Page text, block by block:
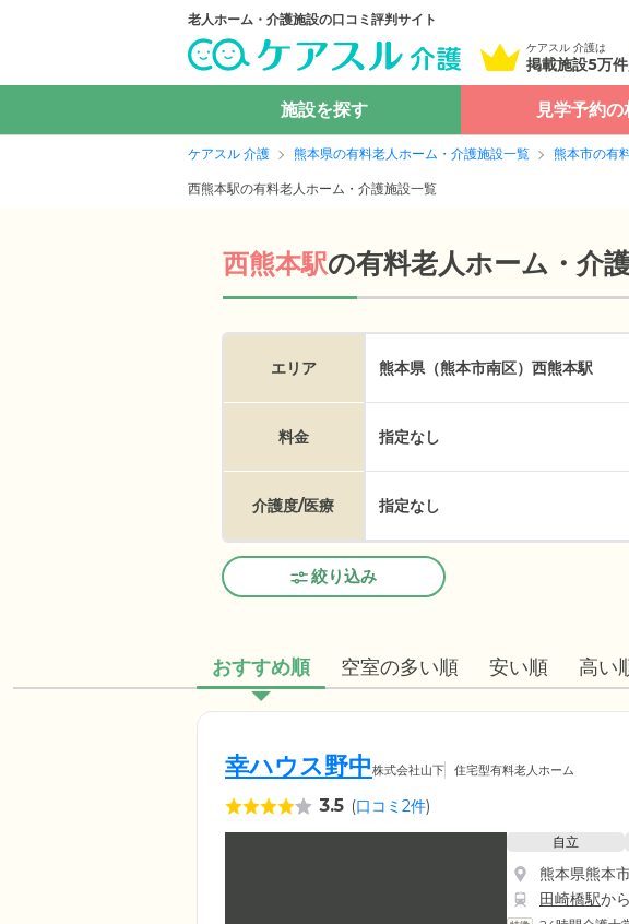
老人ホーム・介護施設の口コミ評判サイト
ケアスル 介護は
掲載施設5万
施設を探す 見学予約の
ケアスル 介護 熊本県の有料老人ホーム・介護施設一覧 熊本市の有
西熊本駅の有料老人ホーム・介護施設一覧
西熊本駅の有料老人ホーム・介
エリア 熊本県（熊本市南区） 西熊本駅
料金 指定なし
介護度/医療 指定なし
絞り込み
おすすめ順 空室の多い順 安い順 高い
幸ハウス野中株式会社山下 住宅型有料老人ホーム
3.5 (口コミ2件)
自立
熊本県熊本
田崎橋駅か